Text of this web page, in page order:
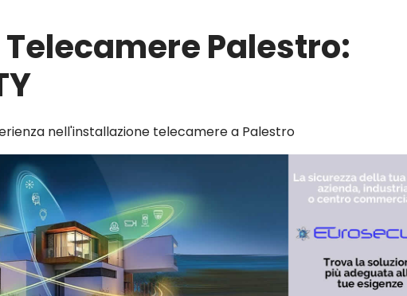
Palestro:
nell'installazione telecamere a Palestro